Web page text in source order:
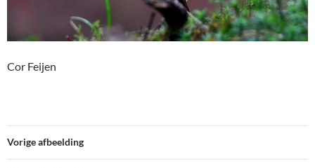
Cor Feijen
Vorige afbeelding